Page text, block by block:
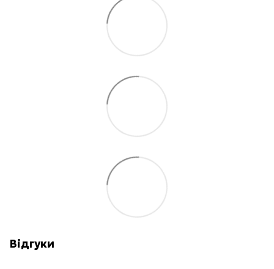
Відгуки